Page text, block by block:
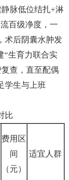
脉低位结扎+淋
百级净度，一
术后阴囊水肿发
“生育力联合实
查，直至配偶
学生与上班
比
费用区
间
（元）
适宜人群